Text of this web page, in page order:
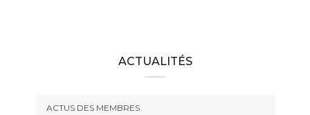
ACTUALITÉS
ACTUS DES MEMBRES